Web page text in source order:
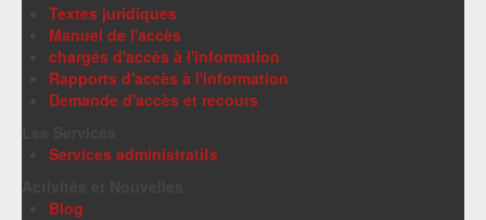
Textes juridiques
Manuel de l'accès
chargés d'accès à l'information
Rapports d'accès à l'information
Demande d'accès et recours
Services administratifs
Blog